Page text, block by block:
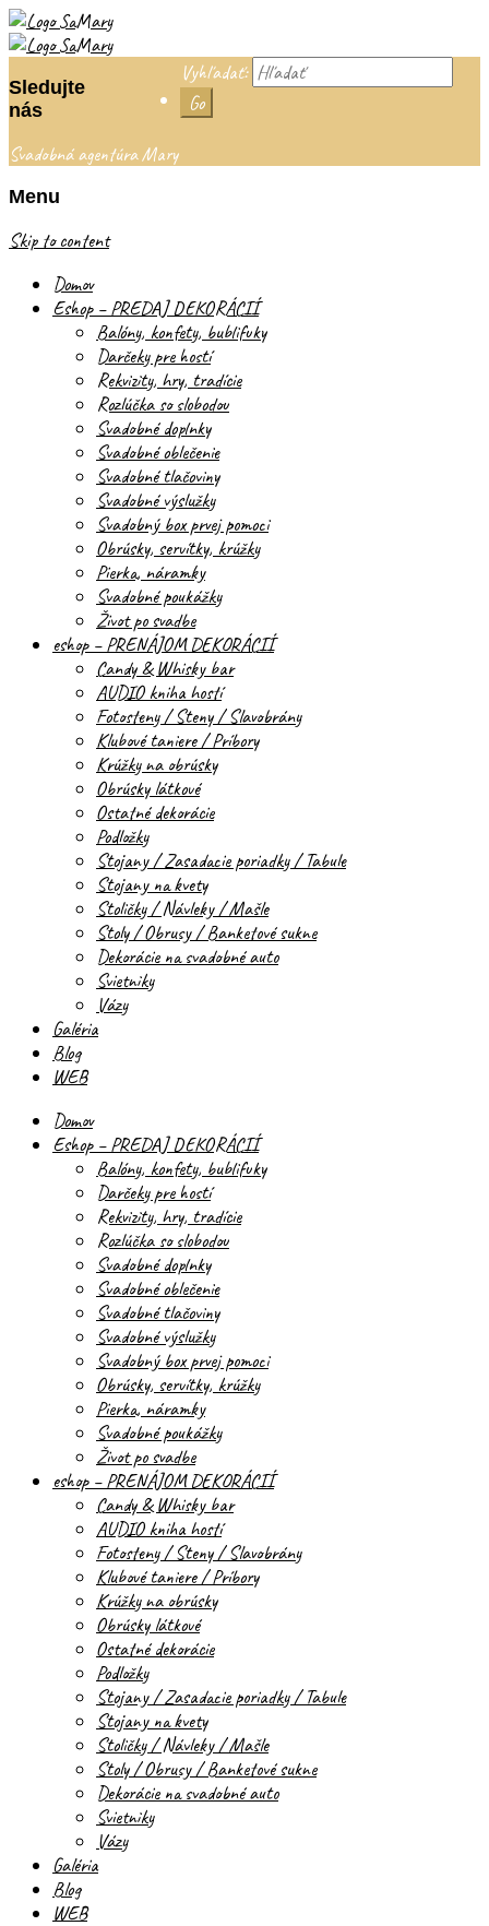
Sledujte
nás
Vyhľadať:
Svadobná agentúra Mary
Menu
Skip to content
Domov
Eshop – PREDAJ DEKORÁCIÍ
Balóny, konfety, bublifuky
Darčeky pre hostí
Rekvizity, hry, tradície
Rozlúčka so slobodou
Svadobné doplnky
Svadobné oblečenie
Svadobné tlačoviny
Svadobné výslužky
Svadobný box prvej pomoci
Obrúsky, servítky, krúžky
Pierka, náramky
Svadobné poukážky
Život po svadbe
eshop – PRENÁJOM DEKORÁCIÍ
Candy & Whisky bar
AUDIO kniha hostí
Fotosteny / Steny / Slavobrány
Klubové taniere / Príbory
Krúžky na obrúsky
Obrúsky látkové
Ostatné dekorácie
Podložky
Stojany / Zasadacie poriadky / Tabule
Stojany na kvety
Stoličky / Návleky / Mašle
Stoly / Obrusy / Banketové sukne
Dekorácie na svadobné auto
Svietniky
Vázy
Galéria
Blog
WEB
Domov
Eshop – PREDAJ DEKORÁCIÍ
Balóny, konfety, bublifuky
Darčeky pre hostí
Rekvizity, hry, tradície
Rozlúčka so slobodou
Svadobné doplnky
Svadobné oblečenie
Svadobné tlačoviny
Svadobné výslužky
Svadobný box prvej pomoci
Obrúsky, servítky, krúžky
Pierka, náramky
Svadobné poukážky
Život po svadbe
eshop – PRENÁJOM DEKORÁCIÍ
Candy & Whisky bar
AUDIO kniha hostí
Fotosteny / Steny / Slavobrány
Klubové taniere / Príbory
Krúžky na obrúsky
Obrúsky látkové
Ostatné dekorácie
Podložky
Stojany / Zasadacie poriadky / Tabule
Stojany na kvety
Stoličky / Návleky / Mašle
Stoly / Obrusy / Banketové sukne
Dekorácie na svadobné auto
Svietniky
Vázy
Galéria
Blog
WEB